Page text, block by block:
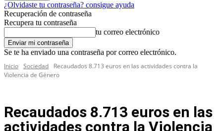
¿Olvidaste tu contraseña? consigue ayuda
Recuperación de contraseña
Recupera tu contraseña
tu correo electrónico
Se te ha enviado una contraseña por correo electrónico.
Inicio Sociedad
Recaudados 8.713 euros en las actividades contra la
Violencia de Género
Recaudados 8.713 euros en las
actividades contra la Violencia